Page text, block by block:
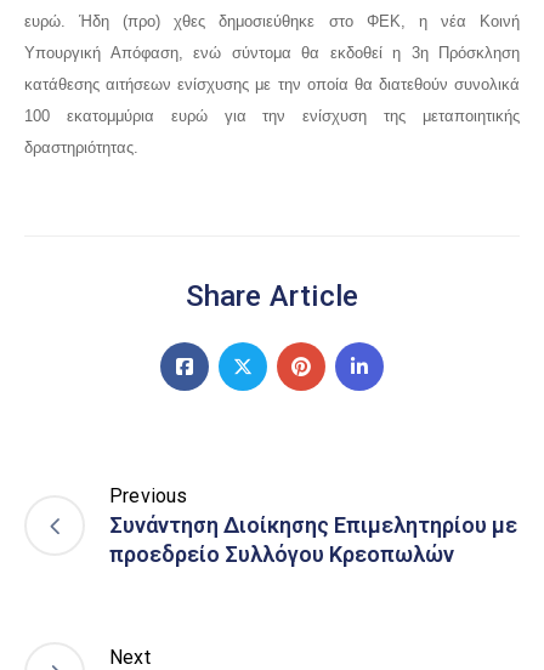
ευρώ. Ήδη (προ) χθες δημοσιεύθηκε στο ΦΕΚ, η νέα Κοινή
Υπουργική Απόφαση, ενώ σύντομα θα εκδοθεί η 3η Πρόσκληση
κατάθεσης αιτήσεων ενίσχυσης με την οποία θα διατεθούν συνολικά
100 εκατομμύρια ευρώ για την ενίσχυση της μεταποιητικής
δραστηριότητας.
Share Article
Previous
Συνάντηση Διοίκησης Επιμελητηρίου με
προεδρείο Συλλόγου Κρεοπωλών
Next